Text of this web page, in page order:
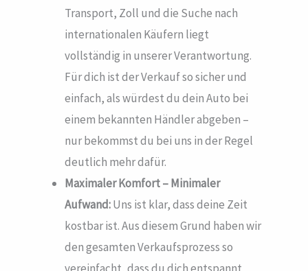
Transport, Zoll und die Suche nach
internationalen Käufern liegt
vollständig in unserer Verantwortung.
Für dich ist der Verkauf so sicher und
einfach, als würdest du dein Auto bei
einem bekannten Händler abgeben –
nur bekommst du bei uns in der Regel
deutlich mehr dafür.
Maximaler Komfort – Minimaler
Aufwand:Uns ist klar, dass deine Zeit
kostbar ist. Aus diesem Grund haben wir
den gesamten Verkaufsprozess so
vereinfacht, dass du dich entspannt